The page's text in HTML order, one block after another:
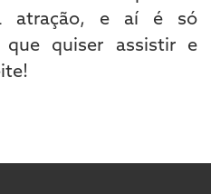
atração, e aí é só
que quiser assistir e